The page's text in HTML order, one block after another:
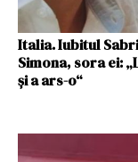
Italia. Iubitul
Simona, sora ei:
și a ars-o“